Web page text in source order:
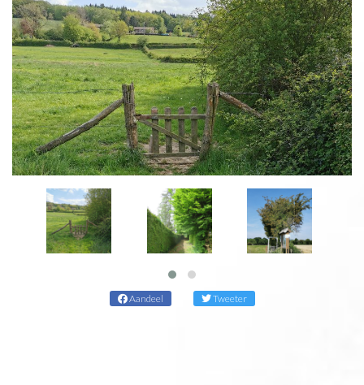
Aandeel Tweeter